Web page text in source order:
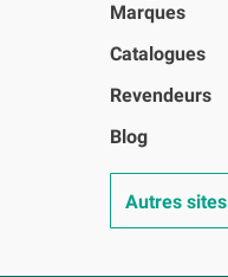
Marques
Catalogues
Revendeurs
Blog
Autres sites